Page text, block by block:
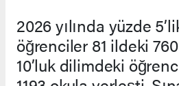
2026 yılında yüzde
öğrenciler 81 ildeki
10’luk dilimdeki